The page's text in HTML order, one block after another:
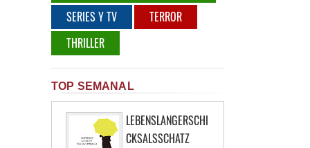
SERIES Y TV
TERROR
THRILLER
TOP SEMANAL
LEBENSLANGERSCHI
CKSALSSCHATZ